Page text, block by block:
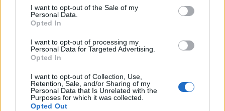
services and may gather and store information including but
not limited to your visit or usage behaviour. You may click to
grant or deny consent to Google and its third-party tags to
consent section.
I want to opt-out of the Sale of my
Personal Data.
Opted In
I want to opt-out of processing my
Personal Data for Targeted Advertising.
Opted In
I want to opt-out of Collection, Use,
Retention, Sale, and/or Sharing of my
Personal Data that Is Unrelated with the
Purposes for which it was collected.
Opted Out